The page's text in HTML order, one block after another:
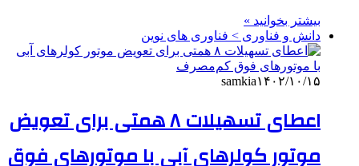
بیشتر بخوانید »
دانش و فناوری > فناوری های نوین
samkia۱۴۰۲/۱۰/۱۵
اعطای تسهیلات ۸ همتی برای تعویض
موتور کولرهای آبی با موتورهای فوق